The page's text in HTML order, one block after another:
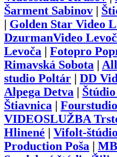
Šarment Sabinov
Golden Star Video
DzurmanVideo
Levoča
Fotopro
Rimavská Sobota
studio Poltár
DD
Alpega Detva
Štiavnica
VIDEOSLUŽBA
Hlinené
Vifolt-
Production Poša